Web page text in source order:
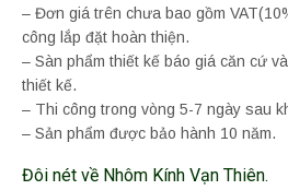
– Đơn giá trên chưa bao gồm
công lắp đặt hoàn thiện.
– Sàn phẩm thiết kế báo giá căn cứ
thiết kế.
– Thi công trong vòng 5-7 ngày sau
– Sản phẩm được bảo hành 10 năm.
Đôi nét về Nhôm Kính Vạn Thiên.